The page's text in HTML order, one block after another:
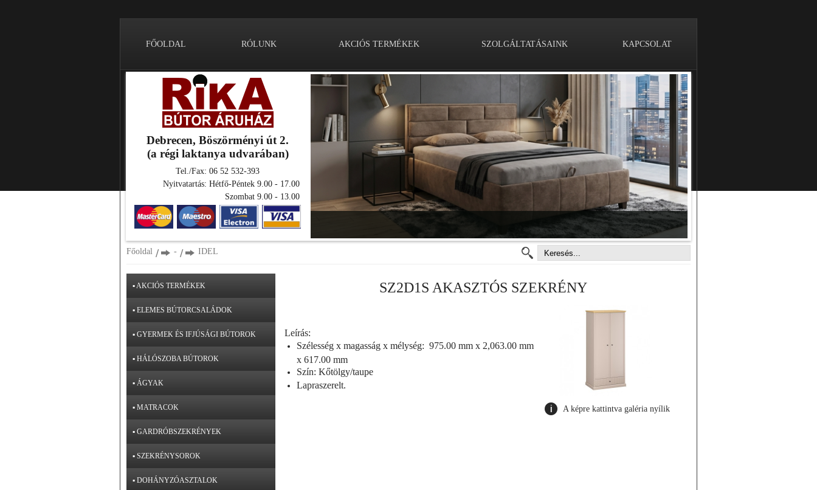
FŐOLDAL RÓLUNK AKCIÓS TERMÉKEK SZOLGÁLTATÁSAINK KAPCSOLAT
Debrecen, Böszörményi út 2.
(a régi laktanya udvarában)
Tel./Fax: 06 52 532-393
Nyitvatartás: Hétfő-Péntek 9.00 - 17.00
Szombat 9.00 - 13.00
Főoldal - IDEL
▪ AKCIÓS TERMÉKEK
▪ ELEMES BÚTORCSALÁDOK
▪ GYERMEK ÉS IFJÚSÁGI BÚTOROK
▪ HÁLÓSZOBA BÚTOROK
▪ ÁGYAK
▪ MATRACOK
▪ GARDRÓBSZEKRÉNYEK
▪ SZEKRÉNYSOROK
▪ DOHÁNYZÓASZTALOK
SZ2D1S AKASZTÓS SZEKRÉNY
Leírás:
Szélesség x magasság x mélység: 975.00 mm x 2,063.00 mm
x 617.00 mm
Szín: Kőtölgy/taupe
Lapraszerelt.
A képre kattintva galéria nyílik